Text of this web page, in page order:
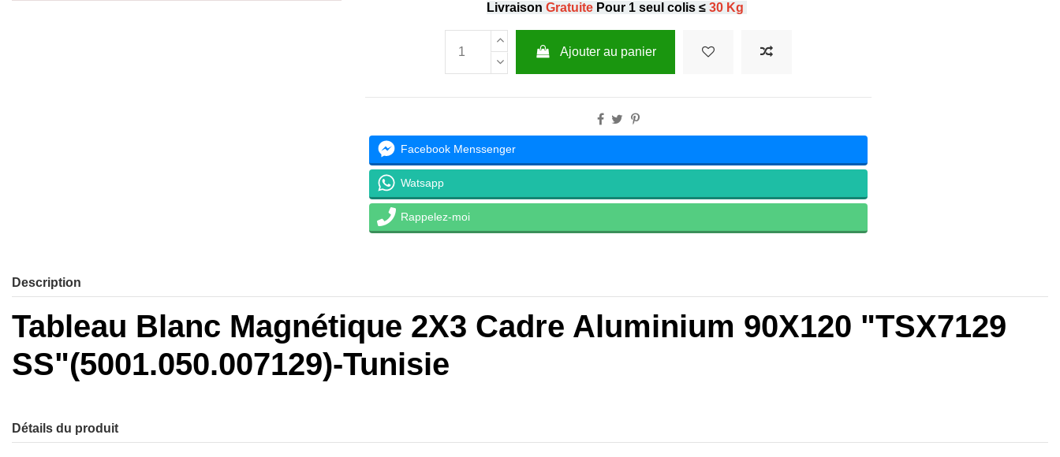
Livraison GratuitePour 1 seul colis ≤ 30 Kg
Ajouter au panier
Facebook Menssenger
Watsapp
Rappelez-moi
Description
Tableau Blanc Magnétique 2X3 Cadre Aluminium 90X120 "TSX7129
SS"(5001.050.007129)-Tunisie
Détails du produit